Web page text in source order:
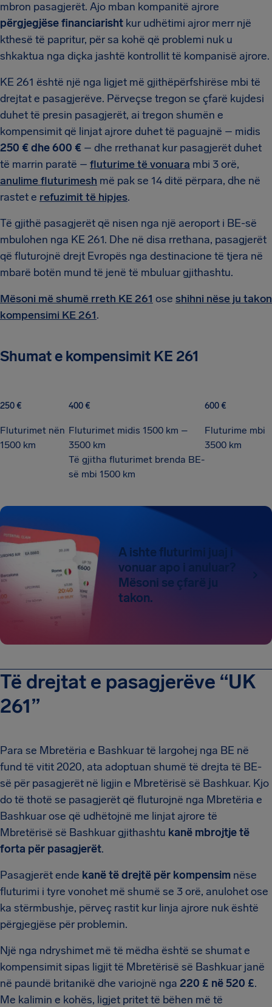
mbron pasagjerët. Ajo mban kompanitë ajrore
përgjegjëse financiarisht kur udhëtimi ajror merr një
kthesë të papritur, për sa kohë që problemi nuk u
shkaktua nga diçka jashtë kontrollit të kompanisë ajrore.
KE 261 është një nga ligjet më gjithëpërfshirëse mbi të
drejtat e pasagjerëve. Përveçse tregon se çfarë kujdesi
duhet të presin pasagjerët, ai tregon shumën e
kompensimit që linjat ajrore duhet të paguajnë – midis
250 € dhe 600 € – dhe rrethanat kur pasagjerët duhet
të marrin paratë – fluturime të vonuara mbi 3 orë,
anulime fluturimesh më pak se 14 ditë përpara, dhe në
rastet e refuzimit të hipjes.
Të gjithë pasagjerët që nisen nga një aeroport i BE-së
mbulohen nga KE 261. Dhe në disa rrethana, pasagjerët
që fluturojnë drejt Evropës nga destinacione të tjera në
mbarë botën mund të jenë të mbuluar gjithashtu.
Mësoni më shumë rreth KE 261 ose shihni nëse ju takon
kompensimi KE 261.
Shumat e kompensimit KE 261
250 € 400 € 600 €
Fluturimet nën
1500 km
Fluturimet midis 1500 km –
3500 km
Fluturime mbi
3500 km
Të gjitha fluturimet brenda BE-
së mbi 1500 km
A ishte fluturimi juaj i
vonuar apo i anuluar?
Mësoni se çfarë ju
takon.
Të drejtat e pasagjerëve “UK
261”
Para se Mbretëria e Bashkuar të largohej nga BE në
fund të vitit 2020, ata adoptuan shumë të drejta të BE-
së për pasagjerët në ligjin e Mbretërisë së Bashkuar. Kjo
do të thotë se pasagjerët që fluturojnë nga Mbretëria e
Bashkuar ose që udhëtojnë me linjat ajrore të
Mbretërisë së Bashkuar gjithashtu kanë mbrojtje të
forta për pasagjerët.
Pasagjerët ende kanë të drejtë për kompensim nëse
fluturimi i tyre vonohet më shumë se 3 orë, anulohet ose
ka stërmbushje, përveç rastit kur linja ajrore nuk është
përgjegjëse për problemin.
Një nga ndryshimet më të mëdha është se shumat e
kompensimit sipas ligjit të Mbretërisë së Bashkuar janë
në paundë britanikë dhe variojnë nga 220 £ në 520 £.
Me kalimin e kohës, ligjet pritet të bëhen më të